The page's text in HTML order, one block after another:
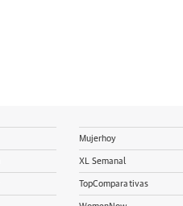
Mujerhoy
XL Semanal
TopComparativas